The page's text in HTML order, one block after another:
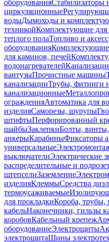
оборудованияСтабилизаторы
циркуляционные
водыДымоходы и
техникойКомплектующие для
теплого полаТопливо и
оборудованияКомплектующие
для каминов, печей
водонагревателей
вантузыПрочистные машины
канализацииТрубы, фитинги
канализационные
огражденияАвтоматика для
изделияСаморезы, шурупы
штифтыПерфорированный
шайбыЗаклепкиБолты,
анкерыКарабиныФиксаторы
универсальные
выключателиЭлектрические
распределительные и
штепселиЗаземление
изделияКлеммыСредства
термоусаживаемые
для прокладкиКороба, трубы,
кабельНаконечники, гильзы
коробовКабельный крепеж
оборудованиеЭлектрощиты
электрощитаШины